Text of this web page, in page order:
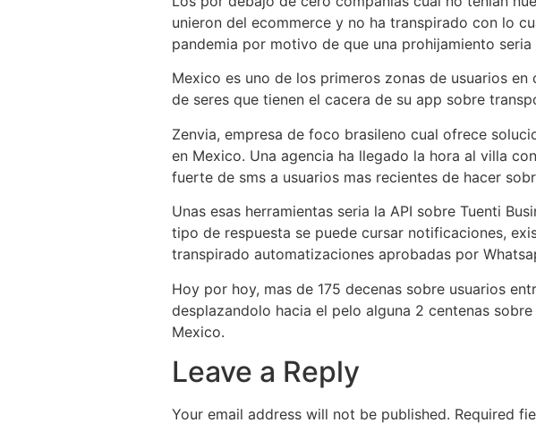
unieron del ecommerce y no ha transpirado con lo
pandemia por motivo de que una prohijamiento
Mexico es uno de los primeros zonas de usuarios
de seres que tienen el cacera de su app sobre
Zenvia, empresa de foco brasileno cual ofrece
en Mexico. Una agencia ha llegado la hora al villa
fuerte de sms a usuarios mas recientes de hacer
Unas esas herramientas seri­a la API sobre Tuenti
tipo de respuesta se puede cursar notificaciones,
transpirado automatizaciones aprobadas por
Hoy por hoy, mas de 175 decenas sobre usuarios
desplazandolo hacia el pelo alguna 2 centenas
Mexico.
Leave a Reply
Your email address will not be published. Required